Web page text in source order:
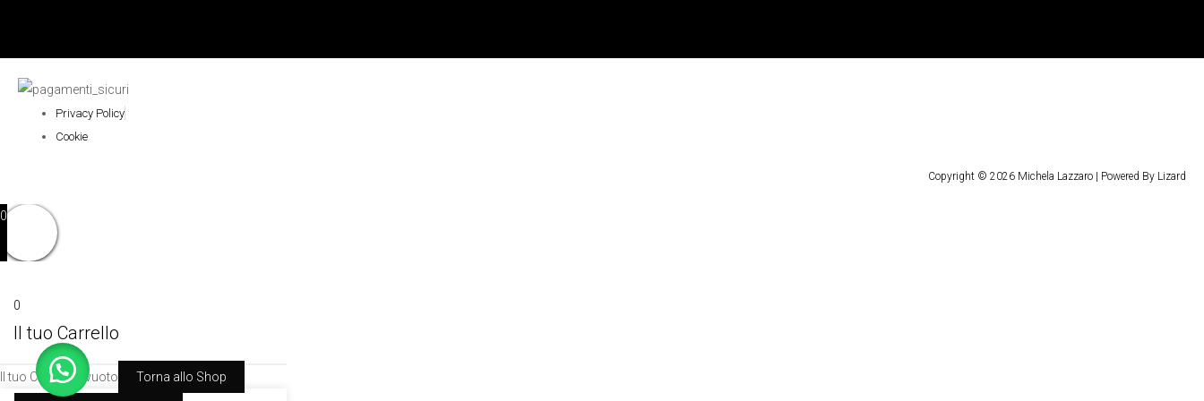
Privacy Policy
Cookie
Copyright © 2026 Michela Lazzaro | Powered By Lizard
0
0
Il tuo Carrello
Il tuo Carrello è vuoto Torna allo Shop